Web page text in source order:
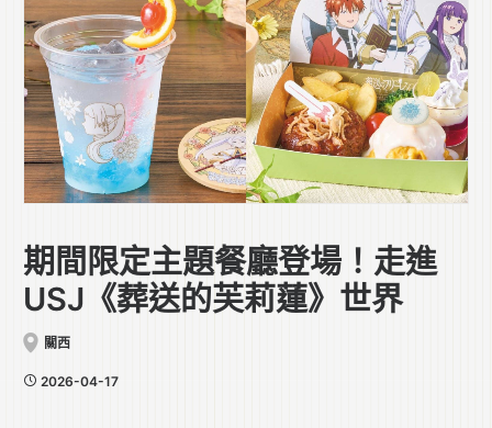
期間限定主題餐廳登場！走進
USJ《葬送的芙莉蓮》世界
關西
2026-04-17